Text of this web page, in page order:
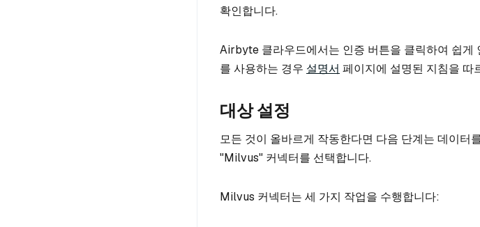
확인합니다.
Airbyte 클라우드에서는 인증 버튼을 클릭하여 쉽
를 사용하는 경우 설명서 페이지에 설명된 지침을 따
대상 설정
모든 것이 올바르게 작동한다면 다음 단계는 데이터
"Milvus" 커넥터를 선택합니다.
Milvus 커넥터는 세 가지 작업을 수행합니다: